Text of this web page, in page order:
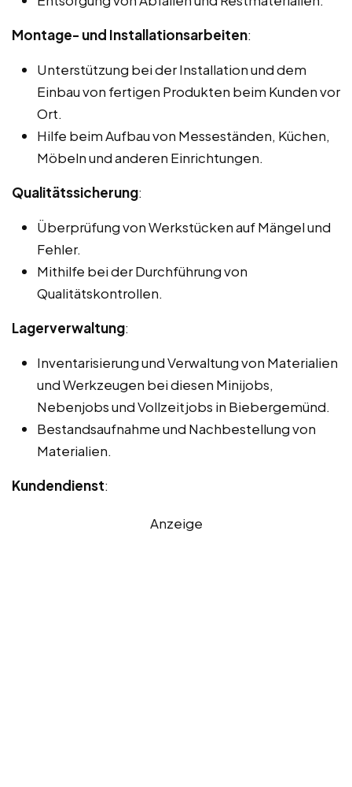
Montage- und Installationsarbeiten:
Unterstützung bei der Installation und dem
Einbau von fertigen Produkten beim Kunden vor
Ort.
Hilfe beim Aufbau von Messeständen, Küchen,
Möbeln und anderen Einrichtungen.
Qualitätssicherung:
Überprüfung von Werkstücken auf Mängel und
Fehler.
Mithilfe bei der Durchführung von
Qualitätskontrollen.
Lagerverwaltung:
Inventarisierung und Verwaltung von Materialien
und Werkzeugen bei diesen Minijobs,
Nebenjobs und Vollzeitjobs in Biebergemünd.
Bestandsaufnahme und Nachbestellung von
Materialien.
Kundendienst:
Anzeige